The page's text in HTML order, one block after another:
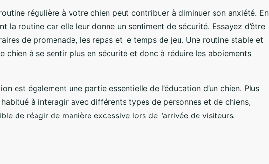
régulière à votre chien peut contribuer à diminuer son anxiété. En
la routine car elle leur donne un sentiment de sécurité. Essayez d’être
de promenade, les repas et le temps de jeu. Une routine stable et
chien à se sentir plus en sécurité et donc à réduire les aboiements
est également une partie essentielle de l’éducation d’un chien. Plus
à interagir avec différents types de personnes et de chiens,
de réagir de manière excessive lors de l’arrivée de visiteurs.